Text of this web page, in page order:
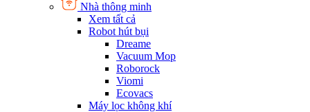
Nhà thông minh
Xem tất cả
Robot hút bụi
Dreame
Vacuum Mop
Roborock
Viomi
Ecovacs
Máy lọc không khí